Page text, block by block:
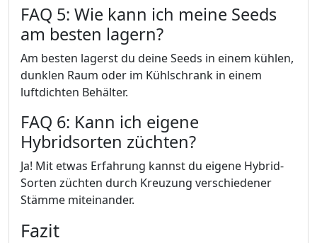
FAQ 5: Wie kann ich meine Seeds
am besten lagern?
Am besten lagerst du deine Seeds in einem kühlen,
dunklen Raum oder im Kühlschrank in einem
luftdichten Behälter.
FAQ 6: Kann ich eigene
Hybridsorten züchten?
Ja! Mit etwas Erfahrung kannst du eigene Hybrid-
Sorten züchten durch Kreuzung verschiedener
Stämme miteinander.
Fazit